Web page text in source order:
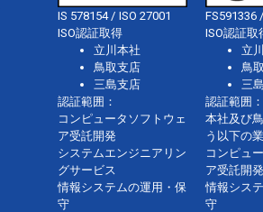
IS 578154 / ISO 27001
ISO認証取得
立川本社
鳥取支店
三島支店
認証範囲：
コンピュータソフトウェ
ア受託開発
システムエンジニアリン
グサービス
情報システムの運用・保
守
FS591336
ISO認証取
立
鳥
三
認証範囲：
本社及び
う以下の
コンピュ
ア受託開発
情報シス
守